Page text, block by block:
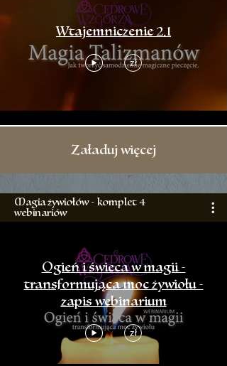
Wtajemniczenie 2.1
zł
Załaduj więcej
Magia żywiołów - komplet 4
webinariów
Ogień i świeca w magii -
transformująca moc żywiołu -
zapis webinarium
zł